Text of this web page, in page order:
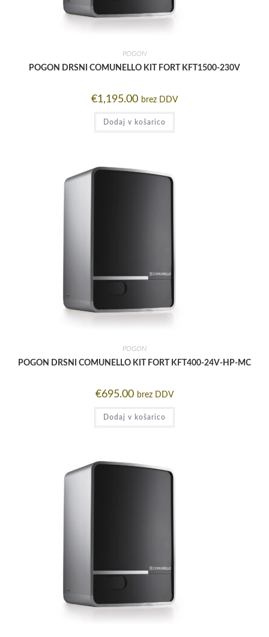
POGON
POGON DRSNI COMUNELLO KIT FORT KFT1500-230V
€1,195.00 brez DDV
Dodaj v košarico
POGON
POGON DRSNI COMUNELLO KIT FORT KFT400-24V-HP-MC
€695.00 brez DDV
Dodaj v košarico